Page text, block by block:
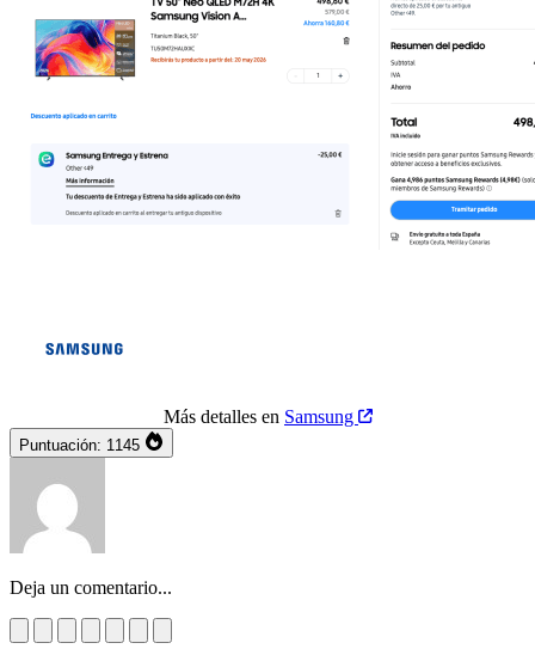
Más detalles en Samsung
Puntuación: 1145
Deja un comentario...